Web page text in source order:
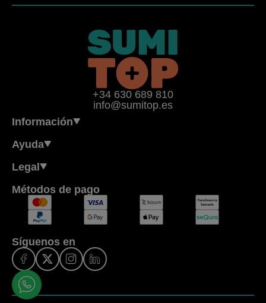
+34 630 689 810
info@sumitop.es
Información
Ayuda
Legal
Métodos de pago
Síguenos en